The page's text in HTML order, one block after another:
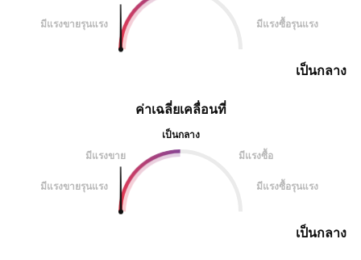
มีแรงขายรุนแรง มีแรงซื้อรุนแรง
เป็นกลาง
ค่าเฉลี่ยเคลื่อนที่
เป็นกลาง
มีแรงขาย
มีแรงซื้อ
มีแรงขายรุนแรง มีแรงซื้อรุนแรง
เป็นกลาง